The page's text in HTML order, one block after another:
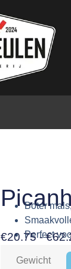
Boter
Perfect
€20.75 - €
Gewicht